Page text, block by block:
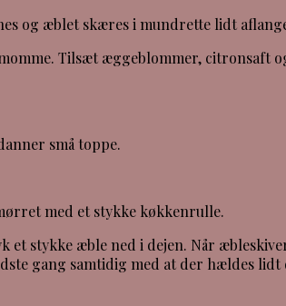
og æblet skæres i mundrette lidt
Tilsæt æggeblommer,
små toppe.
med et stykke køkkenrulle.
stykke æble ned i dejen. Når
gang samtidig med at der hældes